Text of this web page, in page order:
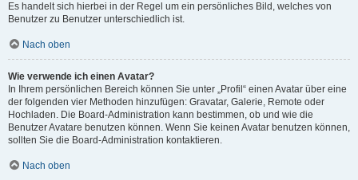
Es handelt sich hierbei in der Regel um ein persönliches Bild, welches von
Benutzer zu Benutzer unterschiedlich ist.
Nach oben
Wie verwende ich einen Avatar?
In Ihrem persönlichen Bereich können Sie unter „Profil“ einen Avatar über eine
der folgenden vier Methoden hinzufügen: Gravatar, Galerie, Remote oder
Hochladen. Die Board-Administration kann bestimmen, ob und wie die
Benutzer Avatare benutzen können. Wenn Sie keinen Avatar benutzen können,
sollten Sie die Board-Administration kontaktieren.
Nach oben